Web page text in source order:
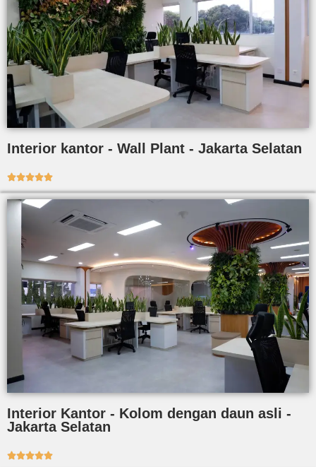
Interior kantor - Wall Plant - Jakarta Selatan

Interior Kantor - Kolom dengan daun asli -
Jakarta Selatan
